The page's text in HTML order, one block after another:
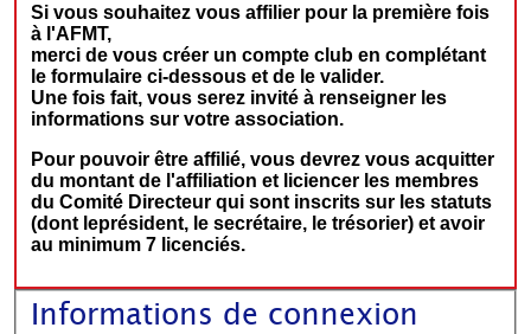
Si vous souhaitez vous affilier pour la première fois
à l'AFMT,
merci de vous créer un compte club en complétant
le formulaire ci-dessous et de le valider.
Une fois fait, vous serez invité à renseigner les
informations sur votre association.
Pour pouvoir être affilié, vous devrez vous acquitter
du montant de l'affiliation et liciencer les membres
du Comité Directeur qui sont inscrits sur les statuts
(dont leprésident, le secrétaire, le trésorier) et avoir
au minimum 7 licenciés.
Informations de connexion